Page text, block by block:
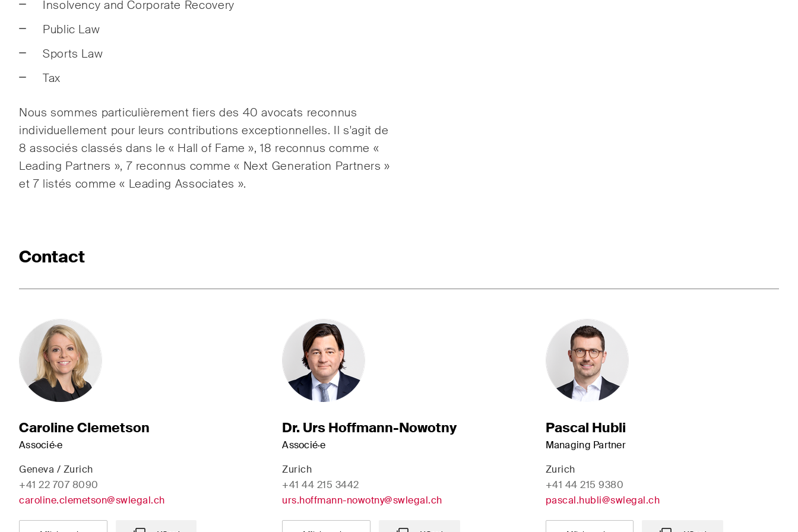
Insolvency and Corporate Recovery
Public Law
Sports Law
Tax
Nous sommes particulièrement fiers des 40 avocats reconnus
individuellement pour leurs contributions exceptionnelles. Il s'agit de
8 associés classés dans le « Hall of Fame », 18 reconnus comme «
Leading Partners », 7 reconnus comme « Next Generation Partners »
et 7 listés comme « Leading Associates ».
Contact
Caroline Clemetson
Associé·e
Geneva / Zurich
+41 22 707 8090
caroline.clemetson@swlegal.ch
Dr. Urs Hoffmann-Nowotny
Associé·e
Zurich
+41 44 215 3442
urs.hoffmann-nowotny@swlegal.ch
Pascal Hubli
Managing Partner
Zurich
+41 44 215 9380
pascal.hubli@swlegal.ch